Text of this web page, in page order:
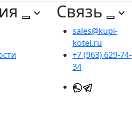
Связь
sales@kupi-
kotel.ru
+7 (963) 629-74-
34